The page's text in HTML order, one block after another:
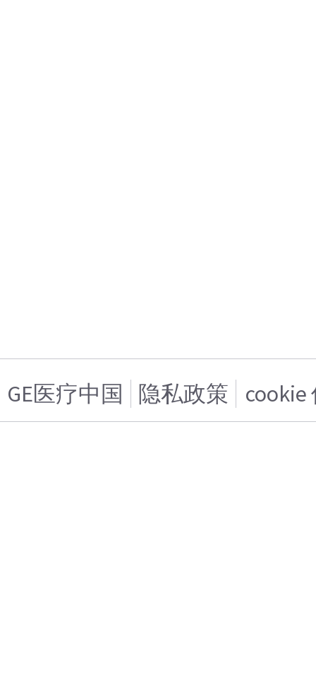
GE医疗中国 隐私政策 cookie